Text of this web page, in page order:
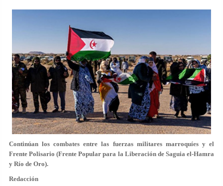
Continúan los combates entre las fuerzas militares marroquíes y el
Frente Polisario (Frente Popular para la Liberación de Saguia el-Hamra
y Río de Oro).
Redacción